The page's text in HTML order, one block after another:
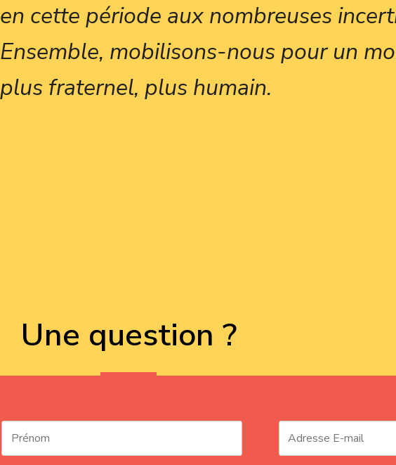
en cette période aux nombreuses
Ensemble, mobilisons-nous pour un
plus fraternel, plus humain.
Une question ?